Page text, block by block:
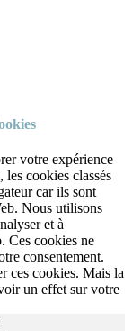
votre expérience
cookies classés
car ils sont
Nous utilisons
et à
Ces cookies ne
consentement.
ces cookies. Mais la
un effet sur votre